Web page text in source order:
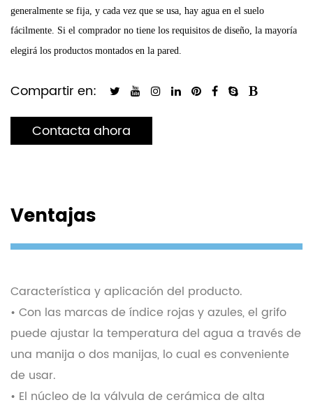
generalmente se fija, y cada vez que se usa, hay agua en el suelo
fácilmente. Si el comprador no tiene los requisitos de diseño, la mayoría
elegirá los productos montados en la pared.
Compartir en:
Contacta ahora
Ventajas
Característica y aplicación del producto.
• Con las marcas de índice rojas y azules, el grifo
puede ajustar la temperatura del agua a través de
una manija o dos manijas, lo cual es conveniente
de usar.
• El núcleo de la válvula de cerámica de alta